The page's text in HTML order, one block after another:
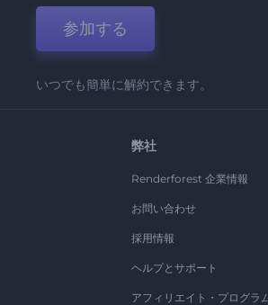
参加する
いつでも簡単に解約できます。
弊社
Renderforest 企業情報
お問い合わせ
採用情報
ヘルプとサポート
アフィリエイト・プログラ